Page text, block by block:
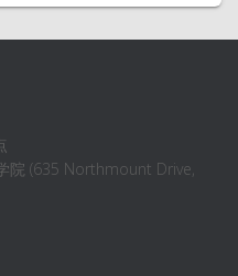
院 (635 Northmount Drive,